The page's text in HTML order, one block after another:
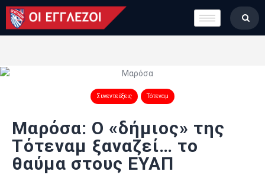
LONDON CALLING
ΚΑΤΗΓΟΡΙΕΣ
ΒΑΘΜΟΛΟΓΙΕΣ
ΟΜΑΔΕΣ
ΠΟΙΟΙ ΕΙΜΑΣΤΕ
Συνεντεύξεις Τότεναμ
Μαρόσα: Ο «δήμιος» της
Τότεναμ ξαναζεί… το
θαύμα στους ΕΥΑΠ